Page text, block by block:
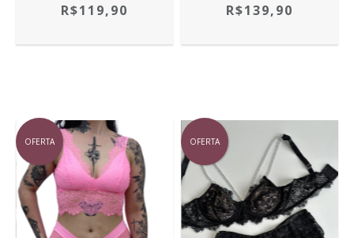
R$119,90 R$139,90
OFERTA OFERTA